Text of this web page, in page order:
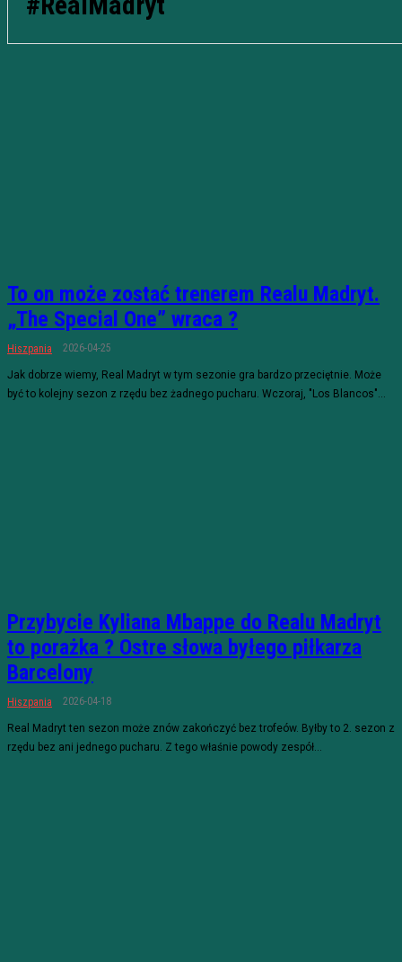
To on może zostać trenerem Realu Madryt.
„The Special One” wraca ?
Hiszpania 2026-04-25
Jak dobrze wiemy, Real Madryt w tym sezonie gra bardzo przeciętnie. Może
być to kolejny sezon z rzędu bez żadnego pucharu. Wczoraj, "Los Blancos"...
Przybycie Kyliana Mbappe do Realu Madryt
to porażka ? Ostre słowa byłego piłkarza
Barcelony
Hiszpania 2026-04-18
Real Madryt ten sezon może znów zakończyć bez trofeów. Byłby to 2. sezon z
rzędu bez ani jednego pucharu. Z tego właśnie powody zespół...